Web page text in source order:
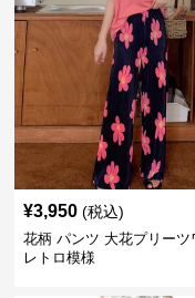
¥3,950 (税込)
花柄 パンツ 大花プリーツ
レトロ模様